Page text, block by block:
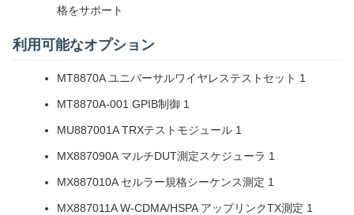
格をサポート
利用可能なオプション
MT8870A ユニバーサルワイヤレステストセット 1
MT8870A-001 GPIB制御 1
MU887001A TRXテストモジュール 1
MX887090A マルチDUT測定スケジューラ 1
MX887010A セルラー規格シーケンス測定 1
MX887011A W-CDMA/HSPA アップリンクTX測定 1